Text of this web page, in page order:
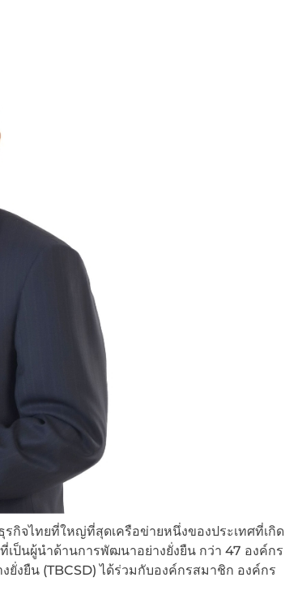
กิจไทยที่ใหญ่ที่สุดเครือข่ายหนึ่งของประเทศที่เกิด
ป็นผู้นำด้านการพัฒนาอย่างยั่งยืน กว่า 47 องค์กร
งยืน (TBCSD) ได้ร่วมกับองค์กรสมาชิก องค์กร